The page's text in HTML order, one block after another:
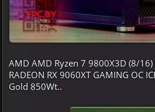
AMD AMD Ryzen 7 9800X3D (8/
RADEON RX 9060XT GAMING OC
Gold 850Wt..